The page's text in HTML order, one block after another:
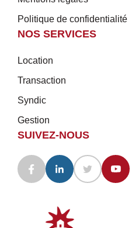
Politique de confidentialité
NOS SERVICES
Location
Transaction
Syndic
Gestion
SUIVEZ-NOUS